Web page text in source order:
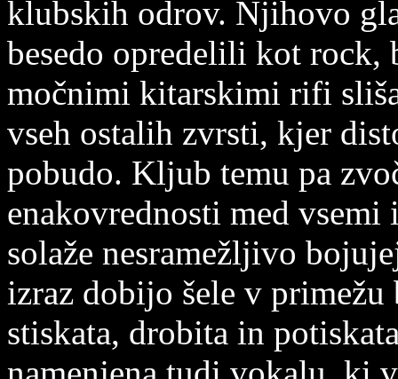
klubskih odrov. Njihovo
besedo opredelili kot rock,
močnimi kitarskimi rifi
vseh ostalih zvrsti, kjer
pobudo. Kljub temu pa
enakovrednosti med vsemi
solaže nesramežljivo
izraz dobijo šele v
stiskata, drobita in